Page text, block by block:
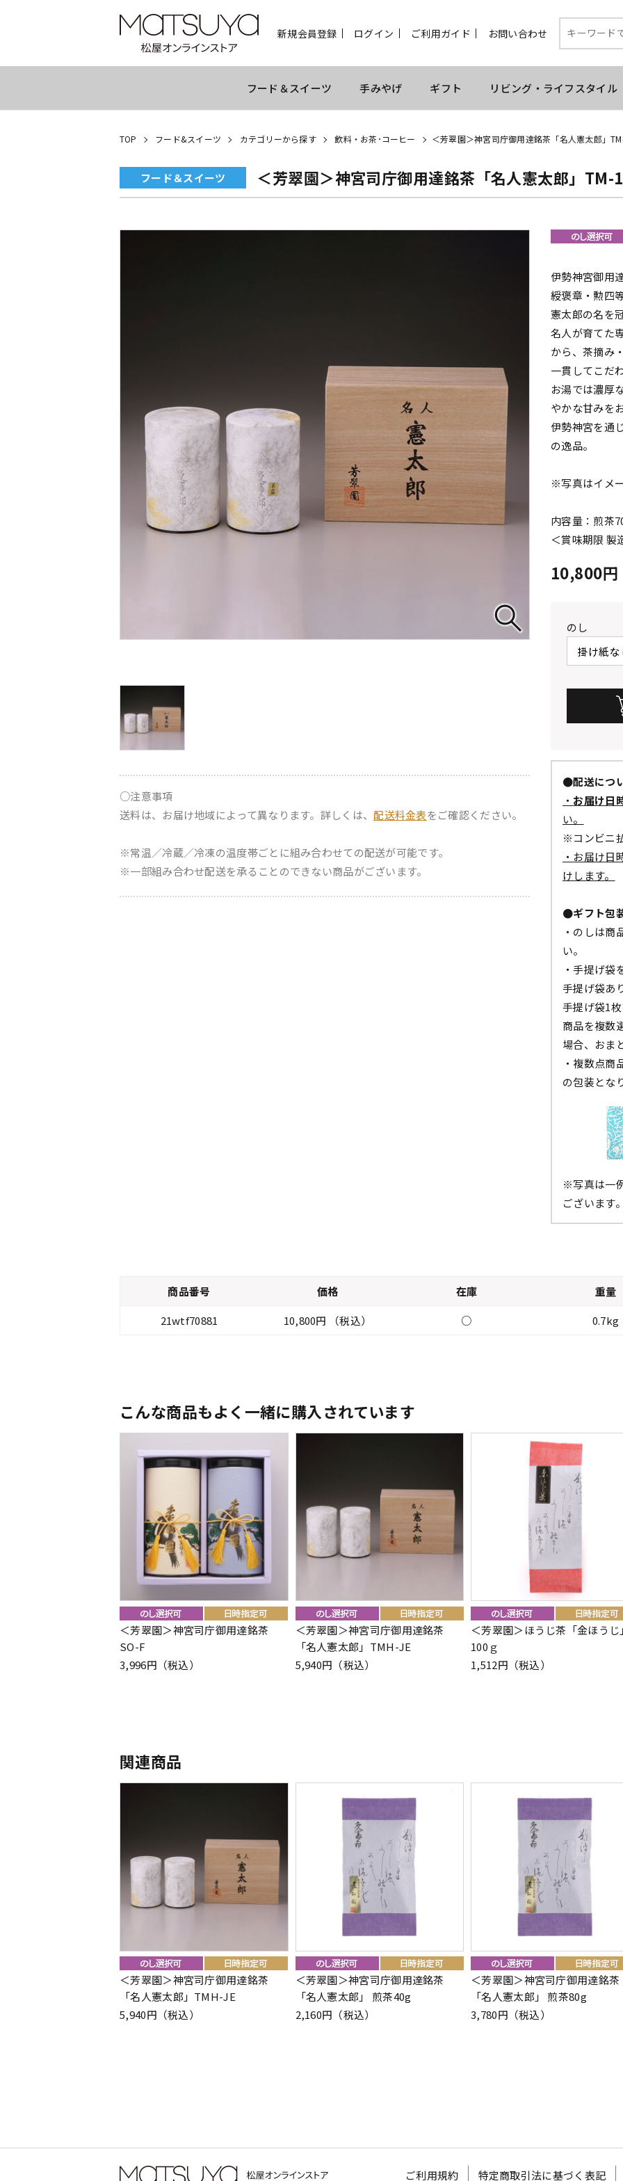
新規会員登録 ログイン ご利用ガイド お問い合わせ
フード＆スイーツ 手みやげ ギフト リビング・ライフスタイル
TOP フード&スイーツ カテゴリーから探す 飲料・お茶･コーヒー ＜芳翠園＞神宮司庁御用達銘茶「名人憲太郎」
フード＆スイーツ ＜芳翠園＞神宮司庁御用達銘茶「名人憲太郎」TM-
○注意事項
送料は、お届け地域によって異なります。詳しくは、配送料金表をご確認ください。
※常温／冷蔵／冷凍の温度帯ごとに組み合わせての配送が可能です。
※一部組み合わせ配送を承ることのできない商品がございます。
伊勢神宮御用
綬褒章・勲四
憲太郎の名を
名人が育てた
から、茶摘み
一貫してこだ
お湯では濃厚
やかな甘みを
伊勢神宮を通
の逸品。
※写真はイメ
内容量：煎茶
＜賞味期限 製
10,800円
のし
●配送につ
・ お届け日
い。
※コンビニ
・お届け日
けします。
●ギフト包
・のしは商
い。
・手提げ袋
手提げ袋あ
手提げ袋1
商品を複数
場合、おま
・複数点商
の包装とな
※写真は一
ございます
商品番号 価格 在庫
重量
21wtf70881
10,800円 （税込） ○ 0.7kg
こんな商品もよく一緒に購入されています
＜芳翠園＞神宮司庁御用達銘茶
SO-F
3,996円（税込）
＜芳翠園＞神宮司庁御用達銘茶
「名人憲太郎」TMH-JE
5,940円（税込）
＜芳翠園＞ほうじ茶「金ほうじ
100ｇ
1,512円（税込）
関連商品
＜芳翠園＞神宮司庁御用達銘茶
「名人憲太郎」TMH-JE
5,940円（税込）
＜芳翠園＞神宮司庁御用達銘茶
「名人憲太郎」 煎茶40g
2,160円（税込）
＜芳翠園＞神宮司庁御用達銘茶
「名人憲太郎」 煎茶80g
3,780円（税込）
ご利用規約 特定商取引法に基づく表記